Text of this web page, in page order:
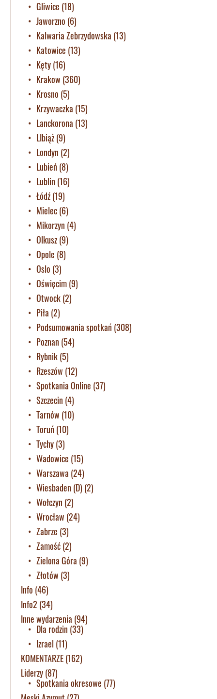
Gliwice (18)
Jaworzno (6)
Kalwaria Zebrzydowska (13)
Katowice (13)
Kęty(16)
Krakow (360)
Krosno (5)
Krzywaczka (15)
Lanckorona (13)
LIbiąż(9)
Londyn (2)
Lubień (8)
Lublin (16)
Łódź(19)
Mielec(6)
Mikorzyn (4)
Olkusz(9)
Opole (8)
Oslo (3)
Oświęcim(9)
Otwock(2)
Piła (2)
Podsumowania spotkań (308)
Poznan (54)
Rybnik(5)
Rzeszów (12)
Spotkania Online (37)
Szczecin (4)
Tarnów (10)
Toruń (10)
Tychy(3)
Wadowice (15)
Warszawa (24)
Wiesbaden (D) (2)
Wołczyn (2)
Wrocław (24)
Zabrze (3)
Zamość(2)
Zielona Góra (9)
Złotów (3)
Info (46)
Info2 (34)
Inne wydarzenia (94)
Dla rodzin (33)
Izrael (11)
KOMENTARZE(162)
Liderzy(87)
Spotkania okresowe (77)